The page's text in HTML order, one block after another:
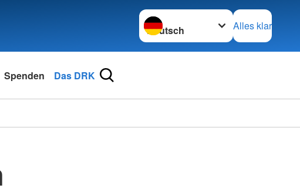
Sprache wechseln zu
Alles klar
Spenden Das DRK